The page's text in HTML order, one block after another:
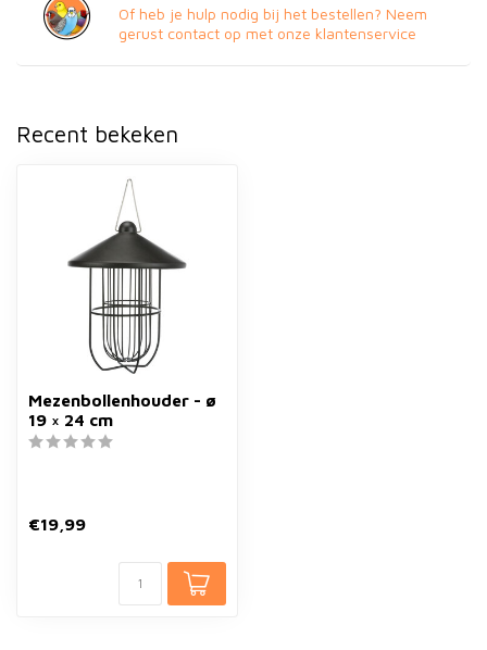
Of heb je hulp nodig bij het bestellen? Neem
gerust contact op met onze klantenservice
Recent bekeken
Mezenbollenhouder - ø
19 × 24 cm
€19,99